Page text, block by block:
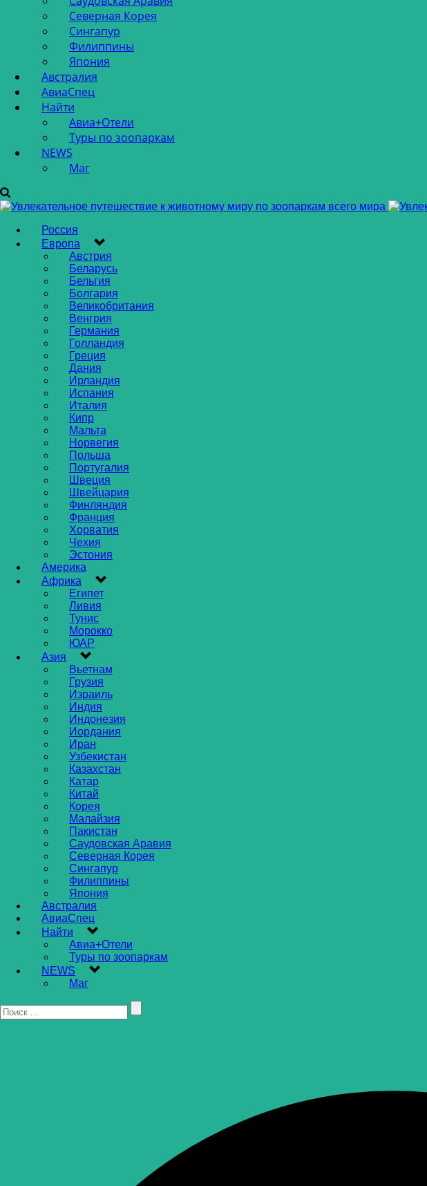
Северная Корея
Сингапур
Филиппины
Япония
Австралия
АвиаСпец
Найти
Авиа+Отели
Туры по зоопаркам
NEWS
Маг
Россия
Европа
Австрия
Беларусь
Бельгия
Болгария
Великобритания
Венгрия
Германия
Голландия
Греция
Дания
Ирландия
Испания
Италия
Кипр
Мальта
Норвегия
Польша
Португалия
Швеция
Швейцария
Финляндия
Франция
Хорватия
Чехия
Эстония
Америка
Африка
Египет
Ливия
Тунис
Морокко
ЮАР
Азия
Вьетнам
Грузия
Израиль
Индия
Индонезия
Иордания
Иран
Узбекистан
Казахстан
Катар
Китай
Корея
Малайзия
Пакистан
Саудовская Аравия
Северная Корея
Сингапур
Филиппины
Япония
Австралия
АвиаСпец
Найти
Авиа+Отели
Туры по зоопаркам
NEWS
Маг